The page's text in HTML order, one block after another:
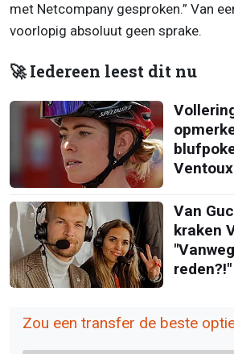
met Netcompany gesproken.” Van
voorlopig absoluut geen sprake.
🚀 Iedereen leest dit nu
Ventoux
Van
kraken
reden?!"
Zou een transfer de beste